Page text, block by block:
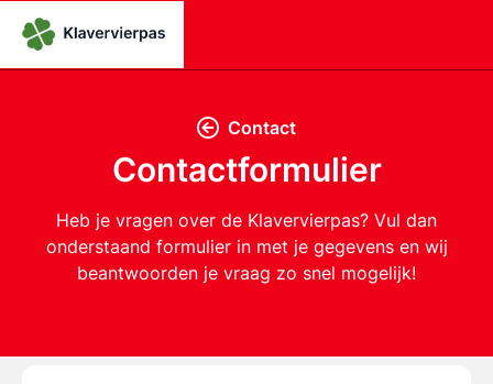
Contact
Contactformulier
Heb je vragen over de Klavervierpas? Vul dan
onderstaand formulier in met je gegevens en wij
beantwoorden je vraag zo snel mogelijk!